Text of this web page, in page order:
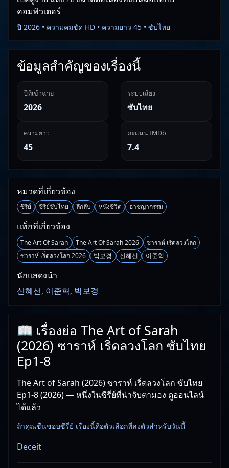
คอมพิวเตอร์
ปี 2026 • ความคมชัด HD • ความยาว 45 • ซับไทย
ข้อมูลสำคัญของเรื่องนี้
ปีที่เข้าฉาย
2026
ระบบเสียง
ซับไทย
ความยาว
45
คะแนน IMDb
7.4
หมวดที่เกี่ยวข้อง
ซีรี่ย์ ซีรี่ย์ซับไทย ลึกลับ หนังชีวิต อาชญากรรม
แท็กที่เกี่ยวข้อง
The Art Of Sarah The Art Of Sarah 2026
ซาราห์ เริ่ดลวงโลก
ซาราห์ เริ่ดลวงโลก 2026
박보경 신혜선 이준혁
นักแสดงนำ
신혜선, 이준혁, 박보경
📖 เรื่องย่อ The Art of Sarah
(2026) ซาราห์ เริ่ดลวงโลก ซับไทย
Ep1-8
The Art of Sarah (2026) ซาราห์ เริ่ดลวงโลก ซับไทย
Ep1-8 (2026) — หนึ่งในซีรี่ย์ที่น่าจับตามอง ดูออนไลน์
ได้แล้ว
ถ้าคุณชื่นชอบซีรี่ย์ เรื่องนี้คือตัวเลือกที่ลงตัวสำหรับวันนี้
Deceit